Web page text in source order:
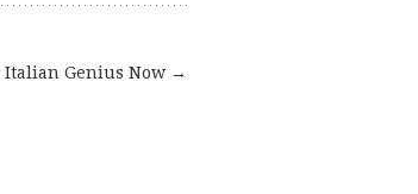
Italian Genius Now →